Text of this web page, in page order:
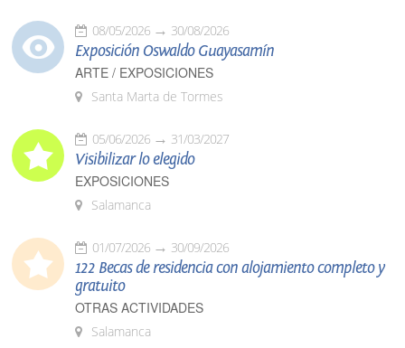
08/05/2026 30/08/2026
Exposición Oswaldo Guayasamín
ARTE / EXPOSICIONES
Santa Marta de Tormes
05/06/2026 31/03/2027
Visibilizar lo elegido
EXPOSICIONES
Salamanca
01/07/2026 30/09/2026
122 Becas de residencia con alojamiento completo y
gratuito
OTRAS ACTIVIDADES
Salamanca